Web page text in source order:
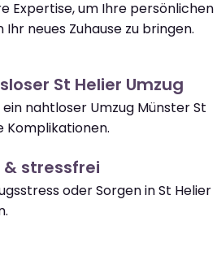
Expertise, um Ihre persönlichen
Ihr neues Zuhause zu bringen.
St Helier Umzug
nahtloser Umzug Münster St
Komplikationen.
stressfrei
oder Sorgen in St Helier